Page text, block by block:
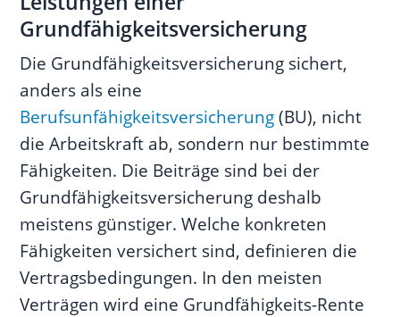
Grundfähigkeitsversicherung
Die Grundfähigkeitsversicherung sichert,
anders als eine
Berufsunfähigkeitsversicherung(BU), nicht
die Arbeitskraft ab, sondern nur bestimmte
Fähigkeiten. Die Beiträge sind bei der
Grundfähigkeitsversicherung deshalb
meistens günstiger. Welche konkreten
Fähigkeiten versichert sind, definieren die
Vertragsbedingungen. In den meisten
Verträgen wird eine Grundfähigkeits-Rente